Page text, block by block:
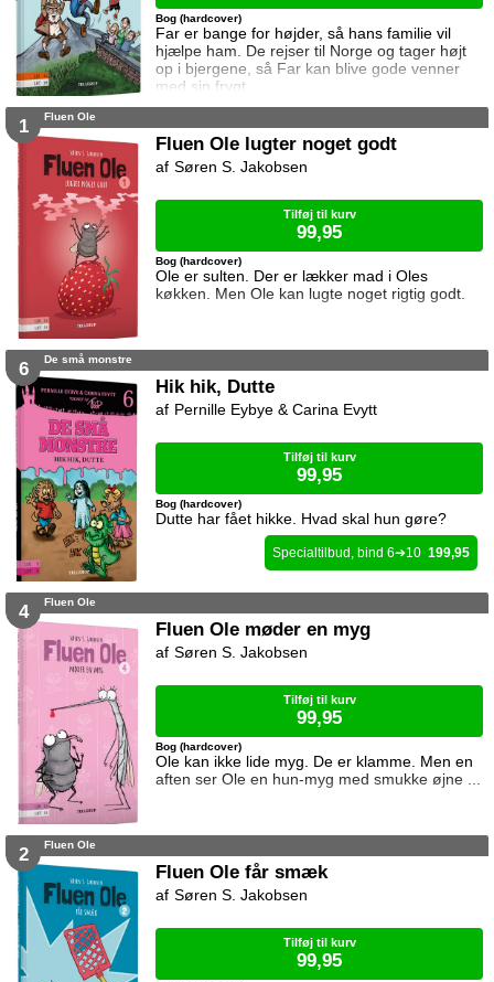
Far er bange for højder, så hans familie vil
hjælpe ham. De rejser til Norge og tager højt
op i bjergene, så Far kan blive gode venner
med sin frygt.
Bog (hardcover)
1 Fluen Ole
Fluen Ole lugter noget godt
Ole er sulten. Der er lækker mad i Oles
køkken. Men Ole kan lugte noget rigtig godt.
Bog (hardcover)
Søren S. Jakobsen
Tilføj til kurv
99,95
6 De små monstre
Hik hik, Dutte
Dutte har fået hikke. Hvad skal hun gøre?
Bog (hardcover)
Pernille Eybye & Carina Evytt
Tilføj til kurv
99,95
6 10 199,95
4 Fluen Ole
Fluen Ole møder en myg
Ole kan ikke lide myg. De er klamme. Men en
aften ser Ole en hun-myg med smukke øjne ...
Bog (hardcover)
Søren S. Jakobsen
Tilføj til kurv
99,95
2 Fluen Ole
Fluen Ole får smæk
Søren S. Jakobsen
Tilføj til kurv
99,95